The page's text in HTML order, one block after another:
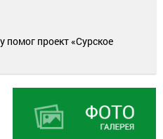
проект «Сурское